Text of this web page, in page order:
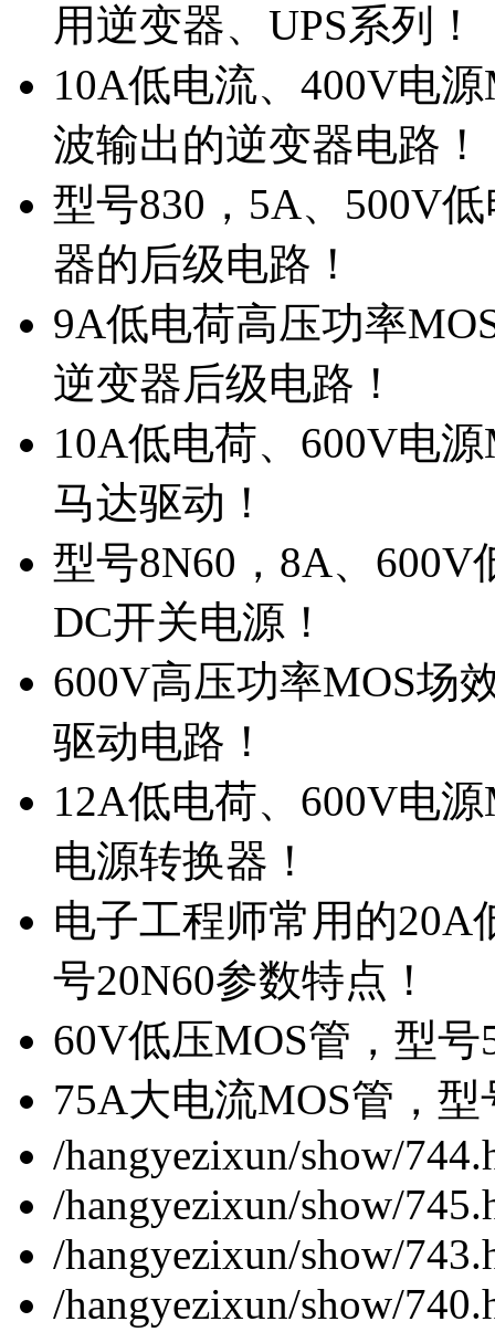
用逆变器、UPS系列！
10A低电流、400V电
波输出的逆变器电路！
型号830，5A、500V
器的后级电路！
9A低电荷高压功率
逆变器后级电路！
10A低电荷、600V电
马达驱动！
型号8N60，8A、
DC开关电源！
600V高压功率MOS场
驱动电路！
12A低电荷、600V电
电源转换器！
电子工程师常用的20A
号20N60参数特点！
60V低压MOS管，型
75A大电流MOS管，
/hangyezixun/show/
/hangyezixun/show/
/hangyezixun/show/
/hangyezixun/show/